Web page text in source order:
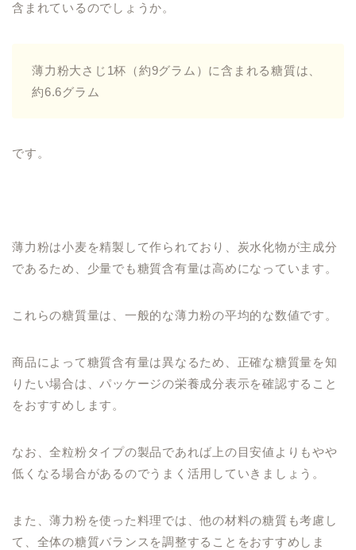
含まれているのでしょうか。
薄力粉大さじ1杯（約9グラム）に含まれる糖質は、
約6.6グラム
です。
薄力粉は小麦を精製して作られており、炭水化物が主成分
であるため、少量でも糖質含有量は高めになっています。
これらの糖質量は、一般的な薄力粉の平均的な数値です。
商品によって糖質含有量は異なるため、正確な糖質量を知
りたい場合は、パッケージの栄養成分表示を確認すること
をおすすめします。
なお、全粒粉タイプの製品であれば上の目安値よりもやや
低くなる場合があるのでうまく活用していきましょう。
また、薄力粉を使った料理では、他の材料の糖質も考慮し
て、全体の糖質バランスを調整することをおすすめしま